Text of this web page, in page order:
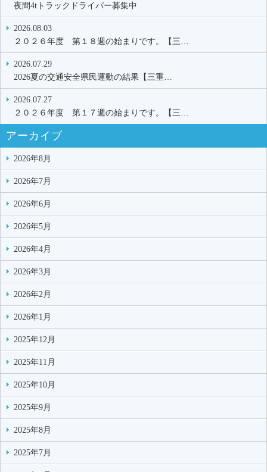
夜間4tトラックドライバー募集中
2026.08.03
２０２６年度 第１８週の始まりです。【三…
2026.07.29
2026夏の交通安全県民運動の結果【三重…
2026.07.27
２０２６年度 第１７週の始まりです。【三…
アーカイブ
2026年8月
2026年7月
2026年6月
2026年5月
2026年4月
2026年3月
2026年2月
2026年1月
2025年12月
2025年11月
2025年10月
2025年9月
2025年8月
2025年7月